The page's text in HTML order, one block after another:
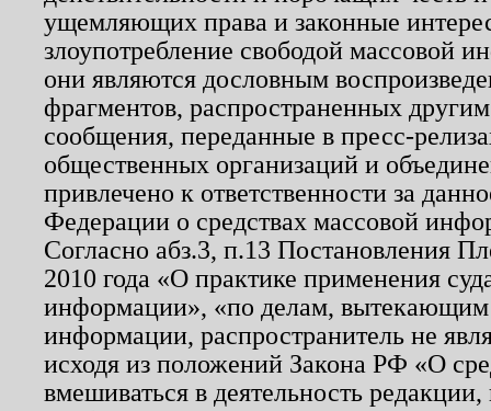
ущемляющих права и законные
злоупотребление свободой массовой
они являются дословным
фрагментов, распространенных
сообщения, переданные в пресс-
общественных организаций и
привлечено к ответственности за
Федерации о средствах массовой
Согласно абз.3, п.13 Постановления
2010 года «О практике применения
информации», «по делам, вытекающим
информации, распространитель не
исходя из положений Закона РФ «О
вмешиваться в деятельность